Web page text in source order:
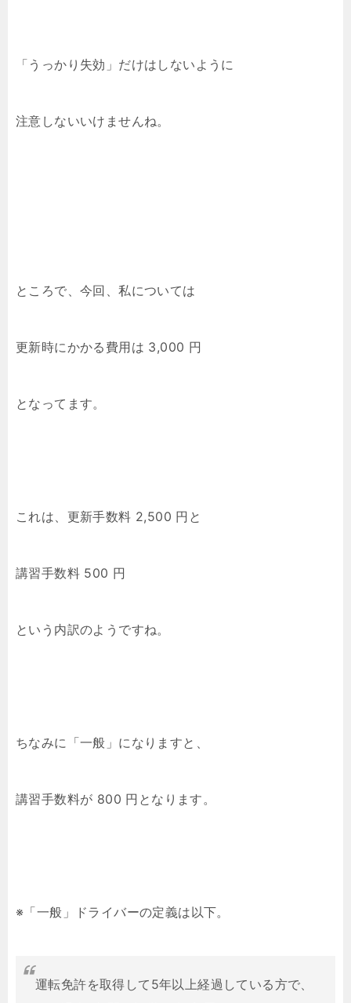
「うっかり失効」だけはしないように
注意しないいけませんね。
ところで、今回、私については
更新時にかかる費用は 3,000 円
となってます。
これは、更新手数料 2,500 円と
講習手数料 500 円
という内訳のようですね。
ちなみに「一般」になりますと、
講習手数料が 800 円となります。
※「一般」ドライバーの定義は以下。
運転免許を取得して5年以上経過している方で、